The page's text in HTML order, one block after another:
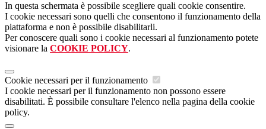
In questa schermata è possibile scegliere quali cookie consentire.
I cookie necessari sono quelli che consentono il funzionamento della
piattaforma e non è possibile disabilitarli.
Per conoscere quali sono i cookie necessari al funzionamento potete
visionare la COOKIE POLICY.
Cookie necessari per il funzionamento
I cookie necessari per il funzionamento non possono essere
disabilitati. È possibile consultare l'elenco nella pagina della cookie
policy.